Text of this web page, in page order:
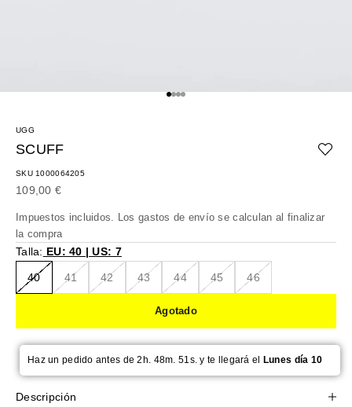
Ir al artículo 1
Ir al artículo 2
Ir al artículo 3
Ir al artículo 4
UGG
SCUFF
SKU 1000064205
Precio de oferta
109,00 €
Impuestos incluidos. Los gastos de envío se calculan al finalizar
la compra
Talla: EU: 40 | US: 7
40 41 42 43 44 45 46
Agotado
Haz un pedido antes de 2h. 48m. 51s. y te llegará el Lunes día 10
Descripción